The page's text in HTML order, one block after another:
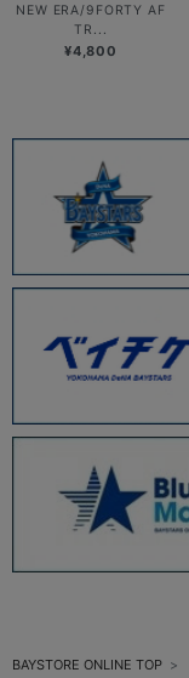
NEW ERA/9FORTY AF
TR...
¥4,800
BAYSTORE ONLINE TOP